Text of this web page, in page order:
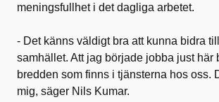
meningsfullhet i det dagliga arbetet.
- Det känns väldigt bra att kunna bidra
samhället. Att jag började jobba just här
bredden som finns i tjänsterna hos oss.
mig, säger Nils Kumar.